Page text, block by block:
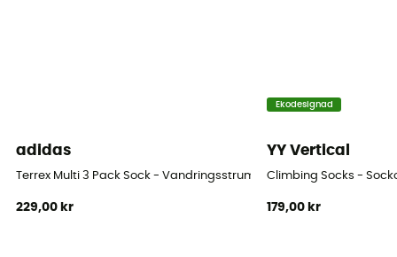
adidas
Terrex Multi 3 Pack Sock - Vandringsstrumpor
229,00 kr
Ekodesignad
YY Vertical
Climbing Socks -
179,00 kr